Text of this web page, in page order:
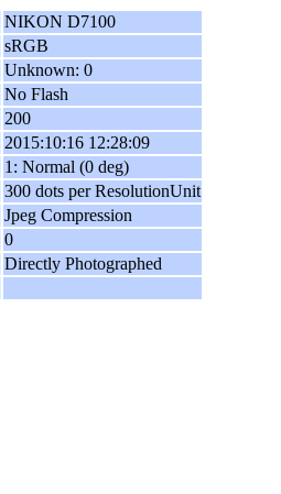
NIKON D7100
sRGB
Unknown: 0
No Flash
200
2015:10:16 12:28:09
1: Normal (0 deg)
300 dots per ResolutionUnit
Jpeg Compression
0
Directly Photographed